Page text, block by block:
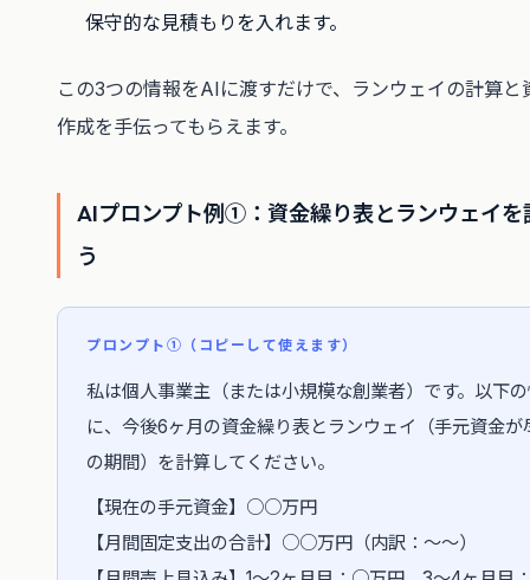
保守的な見積もりを入れます。
この3つの情報をAIに渡すだけで、ランウェイの計算と
作成を手伝ってもらえます。
AIプロンプト例①：資金繰り表とランウェイを
う
プロンプト①（コピーして使えます）
私は個人事業主（または小規模な創業者）です。以下
に、今後6ヶ月の資金繰り表とランウェイ（手元資金が
の期間）を計算してください。
【現在の手元資金】○○万円
【月間固定支出の合計】○○万円（内訳：〜〜）